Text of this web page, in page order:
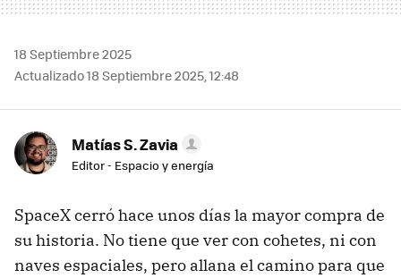
18 Septiembre 2025
Actualizado 18 Septiembre 2025, 12:48
Matías S. Zavia
Editor - Espacio y energía
SpaceX cerró hace unos días la mayor compra de
su historia. No tiene que ver con cohetes, ni con
naves espaciales, pero allana el camino para que